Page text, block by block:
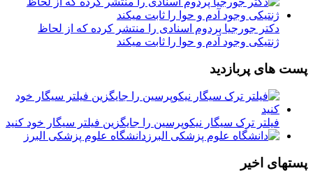
دکتر جورجیا پردوم اسنادی را منتشر کرده که از لحاظ
ژنتیکی وجود آدم و حوا را ثابت میکند
پست های پربازدید
فیلتر ترک سیگار نیکوپرسین را جایگزین فیلتر سیگار خود کنید
دانشگاه علوم پزشکی البرز
پستهای اخیر